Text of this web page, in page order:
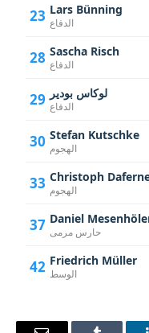
23 Lars Bünning
الدفاع
28 Sascha Risch
الدفاع
29 لوكاس بودير
الدفاع
30 Stefan Kutschke
الهجوم
33 Christoph
الهجوم
37 Daniel
حارس مرمى
42 Friedrich Müller
الوسط